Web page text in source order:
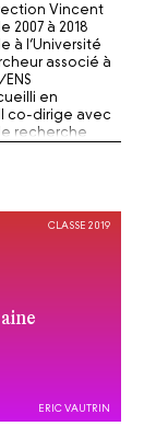
Vincent
2007 à 2018
à l’Université
associé à
en
co-dirige avec
recherche
le
programme
récents
le théâtre
CLASSE 2019
ERIC VAUTRIN